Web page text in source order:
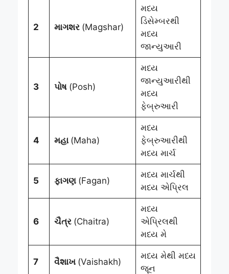
2 માગશર (Magshar)
મધ્ય
ડિસેમ્બરથી
મધ્ય
જાન્યુઆરી
3 પોષ (Posh)
મધ્ય
જાન્યુઆરીથી
મધ્ય
ફેબ્રુઆરી
4 મહા (Maha)
મધ્ય
ફેબ્રુઆરીથી
મધ્ય માર્ચ
5 ફાગણ (Fagan)
મધ્ય માર્ચથી
મધ્ય એપ્રિલ
6 ચૈત્ર (Chaitra)
મધ્ય
એપ્રિલથી
મધ્ય મે
7 વૈશાખ (Vaishakh)
મધ્ય મેથી મધ્ય
જૂન